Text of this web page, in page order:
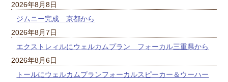
2026年8月8日
ジムニー完成 京都から
2026年8月7日
エクストレィルにウェルカムプラン フォーカル三重県から
2026年8月6日
トールにウェルカムプランフォーカルスピーカー＆ウーハー